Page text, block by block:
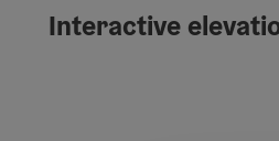
Interactive